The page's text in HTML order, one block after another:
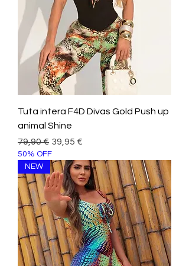
Tuta intera F4D Divas Gold Push up
animal Shine
Prezzo regolare
79,90 € Prezzo scontato
39,95 €
50% OFF
NEW